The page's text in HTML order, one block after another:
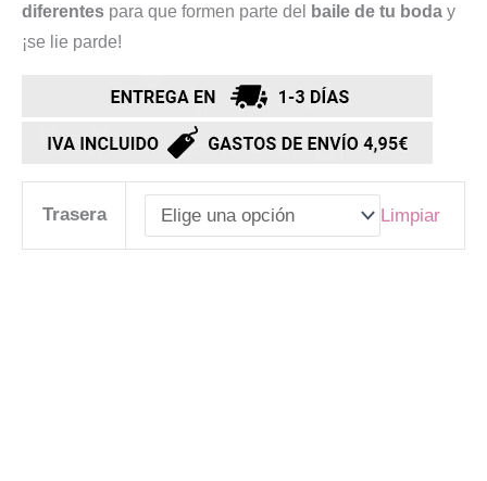
diferentes para que formen parte del baile de tu boda y
¡se lie parde!
Trasera Limpiar